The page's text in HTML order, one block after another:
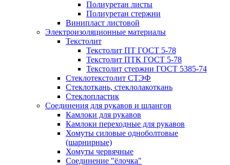
Полиуретан листы
Полиуретан стержни
Винипласт листовой
Электроизоляционные материалы
Текстолит
Текстолит ПТ ГОСТ 5-78
Текстолит ПТК ГОСТ 5-78
Текстолит стержни ГОСТ 5385-74
Стеклотекстолит СТЭФ
Стеклоткань, стеклолакоткань
Стеклопластик
Соединения для рукавов и шлангов
Камлоки для рукавов
Камлоки переходные для рукавов
Хомуты силовые одноболтовые
(шарнирные)
Хомуты червячные
Соединение "ёлочка"